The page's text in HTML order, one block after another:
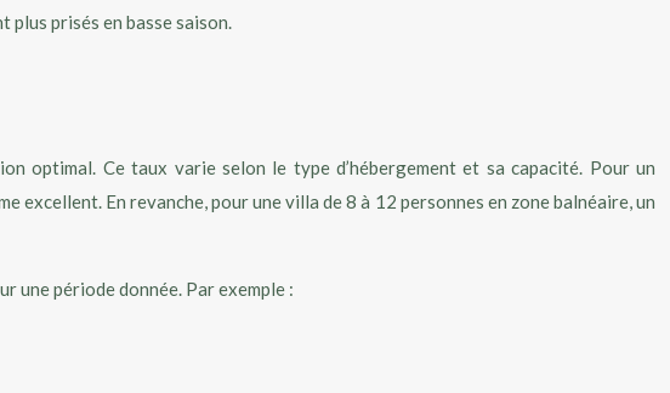
prisés en basse saison.
optimal. Ce taux varie selon le type d’hébergement et sa capacité. Pour un
excellent. En revanche, pour une villa de 8 à 12 personnes en zone balnéaire, un
une période donnée. Par exemple :